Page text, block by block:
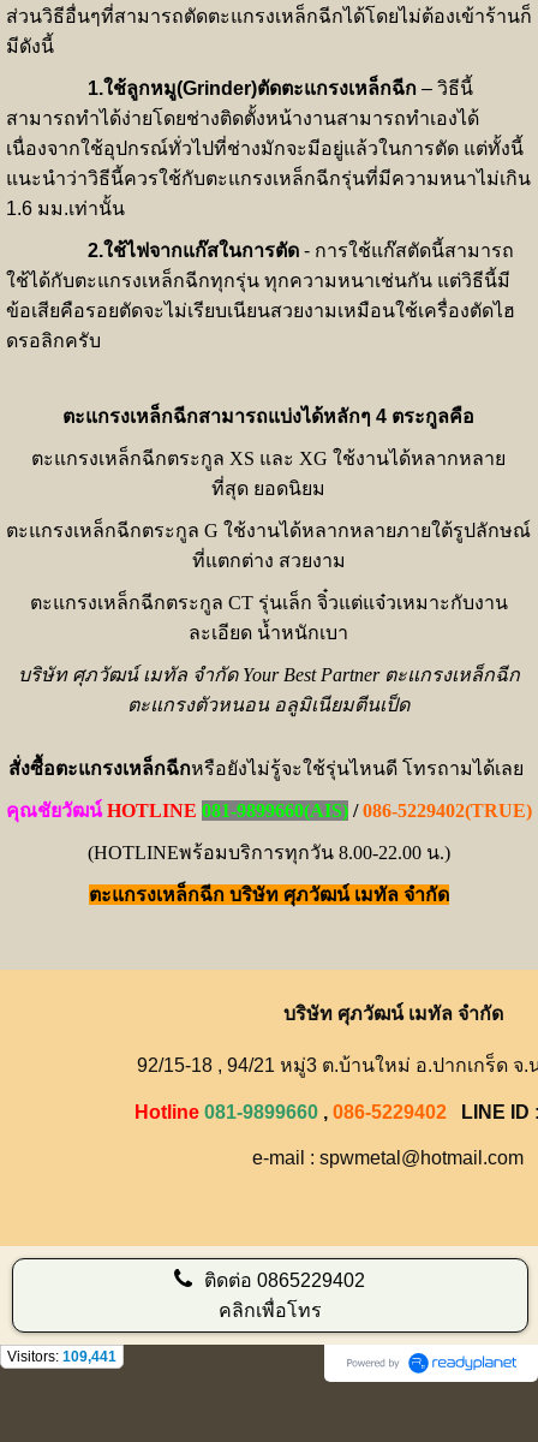
ส่วนวิธีอื่นๆที่สามารถตัดตะแกรงเหล็กฉีกได้โดยไม่ต้องเข้าร้านก็
มีดังนี้
1.ใช้ลูกหมู(Grinder)ตัดตะแกรงเหล็กฉีก– วิธีนี้
สามารถทำได้ง่ายโดยช่างติดตั้งหน้างานสามารถทำเองได้
เนื่องจากใช้อุปกรณ์ทั่วไปที่ช่างมักจะมีอยู่แล้วในการตัด แต่ทั้งนี้
แนะนำว่าวิธีนี้ควรใช้กับตะแกรงเหล็กฉีกรุ่นที่มีความหนาไม่เกิน
1.6 มม.เท่านั้น
2.ใช้ไฟจากแก๊สในการตัด - การใช้แก๊สตัดนี้สามารถ
ใช้ได้กับตะแกรงเหล็กฉีกทุกรุ่น ทุกความหนาเช่นกัน แต่วิธีนี้มี
ข้อเสียคือรอยตัดจะไม่เรียบเนียนสวยงามเหมือนใช้เครื่องตัดไฮ
ดรอลิกครับ
ตะแกรงเหล็กฉีกสามารถแบ่งได้หลักๆ 4 ตระกูลคือ
ตะแกรงเหล็กฉีกตระกูล XS และ XG ใช้งานได้หลากหลาย
ที่สุด ยอดนิยม
ตะแกรงเหล็กฉีกตระกูล G ใช้งานได้หลากหลายภายใต้รูปลักษณ์
ที่แตกต่าง สวยงาม
ตะแกรงเหล็กฉีกตระกูล CT รุ่นเล็ก จิ๋วแต่แจ๋วเหมาะกับงาน
ละเอียด น้ำหนักเบา
บริษัท ศุภวัฒน์ เมทัล จำกัด Your Best Partner ตะแกรงเหล็กฉีก
ตะแกรงตัวหนอน อลูมิเนียมตีนเป็ด
สั่งซื้อตะแกรงเหล็กฉีกหรือยังไม่รู้จะใช้รุ่นไหนดี โทรถามได้เลย
คุณชัยวัฒน์ HOTLINE 081-9899660(AIS)/086-5229402(TRUE)
(HOTLINEพร้อมบริการทุกวัน 8.00-22.00 น.)
ตะแกรงเหล็กฉีก บริษัท ศุภวัฒน์ เมทัล จำกัด
บริษัท ศุภวัฒน์ เมทัล จำกัด
92/15-18 , 94/21 หมู่3 ต.บ้านใหม่ อ.ปากเกร็ด จ
Hotline 081-9899660 , 086-5229402 LINE ID
e-mail : spwmetal@hotmail.com
ติดต่อ0865229402
คลิกเพื่อโทร
Visitors: 109,441